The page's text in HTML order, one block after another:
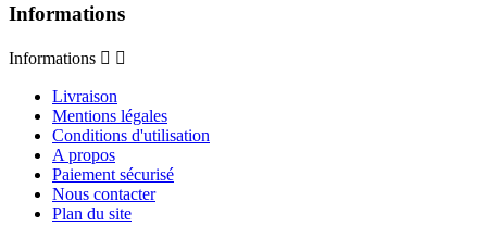
Informations
Informations  
Livraison
Mentions légales
Conditions d'utilisation
A propos
Paiement sécurisé
Nous contacter
Plan du site